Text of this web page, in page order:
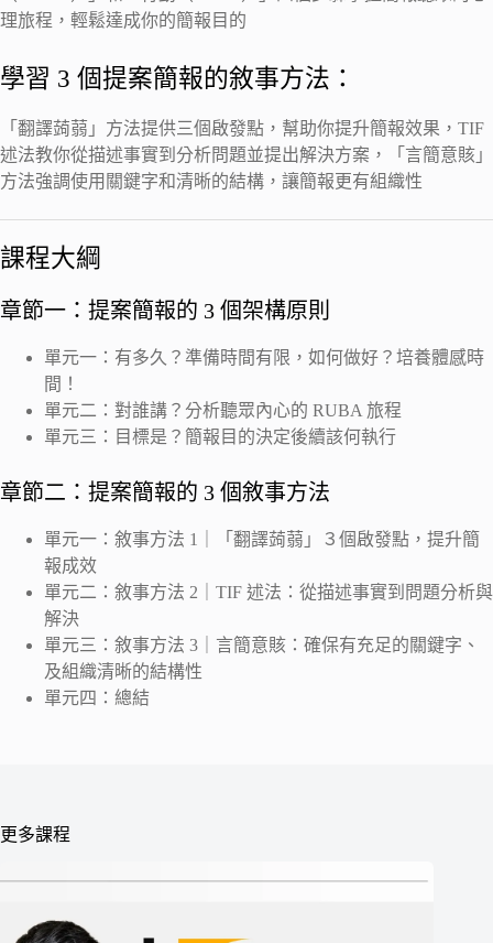
理旅程，輕鬆達成你的簡報目的
學習 3 個提案簡報的敘事方法：
「翻譯蒟蒻」方法提供三個啟發點，幫助你提升簡報效果，TIF
述法教你從描述事實到分析問題並提出解決方案，「言簡意賅」
方法強調使用關鍵字和清晰的結構，讓簡報更有組織性
課程大綱
章節一：提案簡報的 3 個架構原則
單元一：有多久？準備時間有限，如何做好？培養體感時
間！
單元二：對誰講？分析聽眾內心的 RUBA 旅程
單元三：目標是？簡報目的決定後續該何執行
章節二：提案簡報的 3 個敘事方法
單元一：敘事方法 1｜「翻譯蒟蒻」３個啟發點，提升簡
報成效
單元二：敘事方法 2｜TIF 述法：從描述事實到問題分析與
解決
單元三：敘事方法 3｜言簡意賅：確保有充足的關鍵字、
及組織清晰的結構性
單元四：總結
更多課程